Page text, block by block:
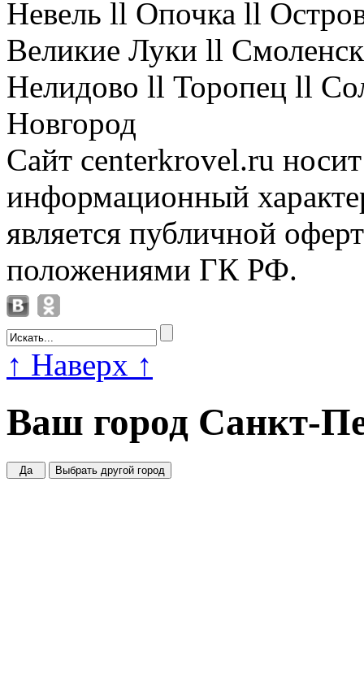
Невель ll Опочка ll
Великие Луки ll
Нелидово ll Торопец ll
Новгород
Сайт centerkrovel.ru
информационный
является публичной
положениями ГК РФ.
↑ Наверх ↑
Ваш город Санкт-
Да Выбрать другой город